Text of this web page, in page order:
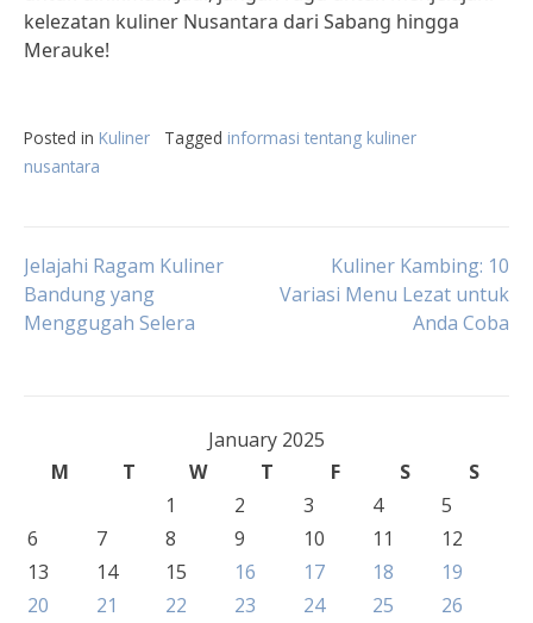
kelezatan kuliner Nusantara dari Sabang hingga
Merauke!
Posted in Kuliner Tagged informasi tentang kuliner
nusantara
Post
navigation
Jelajahi Ragam Kuliner
Bandung yang
Menggugah Selera
Kuliner Kambing: 10
Variasi Menu Lezat untuk
Anda Coba
January 2025
M
T W T F S
S
1
2 3 4
5
6
7 8 9 10 11
12
13
14 15 16 17 18
19
20
21 22 23 24 25 26